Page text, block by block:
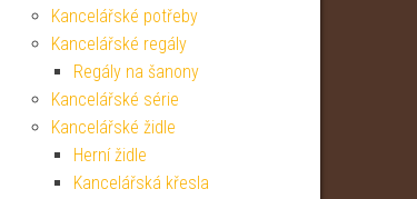
Kancelářské potřeby
Kancelářské regály
Regály na šanony
Kancelářské série
Kancelářské židle
Herní židle
Kancelářská křesla